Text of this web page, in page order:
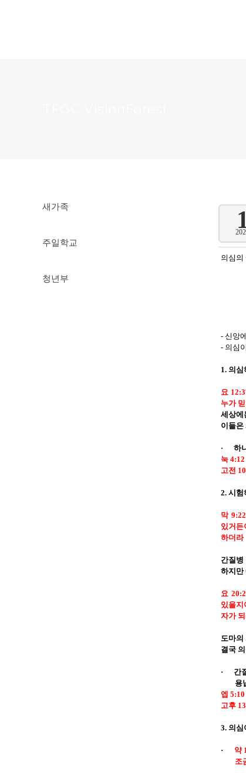
새가족
주일학교
청년부
의심의
- 신앙
- 의심
1. 의심
요
누가
세상에
이들은
· 하
눅 4:12
고전
2. 시험
막
있거든
하더라
간질병
하지만
요
있을지
자가
도마의
결국
· 간
용
엡 5:10
고후
3. 의심
· 약
조